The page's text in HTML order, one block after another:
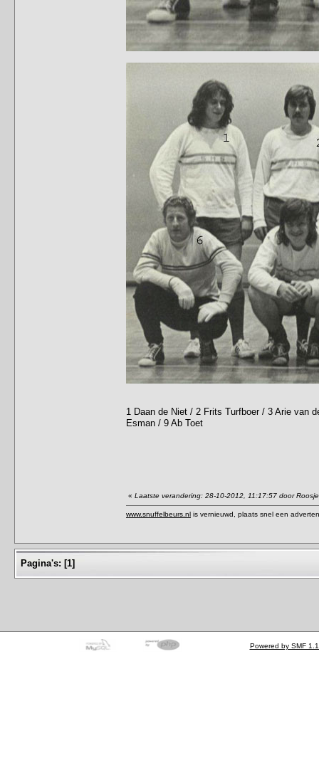
1 Daan de Niet / 2 Frits Turfboer / 3 Arie van
Esman / 9 Ab Toet
« Laatste verandering: 28-10-2012, 11:17:57 door Roosje
www.snuffelbeurs.nl is vernieuwd, plaats snel een
Pagina's: [1]
Powered by SMF